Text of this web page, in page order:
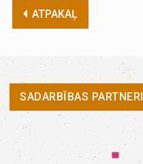
ATPAKAĻ
SADARBĪBAS PARTNERI